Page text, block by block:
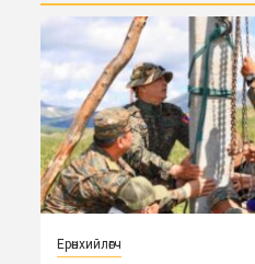
Ерөнхийлөгч